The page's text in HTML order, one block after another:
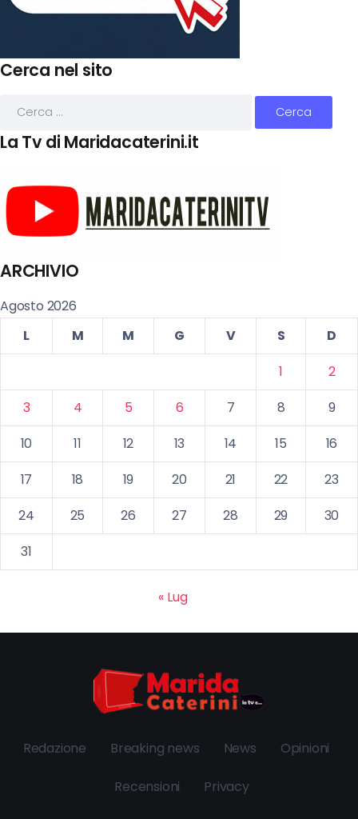
Cerca nel sito
La Tv di Maridacaterini.it
ARCHIVIO
Agosto 2026
L
M M G V S
D
1
2
3
4 5 6 7 8
9
10
11 12 13 14 15
16
17
18 19 20 21 22
23
24
25 26 27 28 29
30
31
« Lug
Redazione Breaking news News Opinioni
Recensioni Privacy